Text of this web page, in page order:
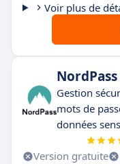
Voir plus de
NordPass
Gestion
mots de
données
Version gratuite